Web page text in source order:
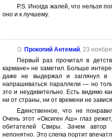
P.S. Иногда жалей, что нельзя
оно и к лучшему.
Прокопий Антемий, 23 ноября
Первый раз прочитал в
кармане» не заметил. Больше
даже не выдержал и заглянул в
напрашиваться параллели — но
это и неудивительно. Есть видимо
ни от страны, ни от времени не
Единственное, что не
Очень этот «Оксиген Аш» глаз
обитателей Свиры. Зачем
непонятно. Это слегка портит